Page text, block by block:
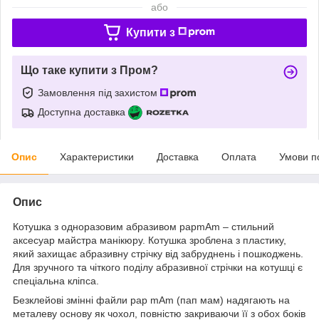
або
Купити з
Що таке купити з Пром?
Замовлення під захистом
Доступна доставка
Опис Характеристики Доставка Оплата Умови
Опис
Котушка з одноразовим абразивом papmAm – стильний
аксесуар майстра манікюру. Котушка зроблена з пластику,
який захищає абразивну стрічку від забруднень і пошкоджень.
Для зручного та чіткого поділу абразивної стрічки на котушці є
спеціальна кліпса.
Безклейові змінні файли pap mAm (пап мам) надягають на
металеву основу як чохол, повністю закриваючи її з обох боків